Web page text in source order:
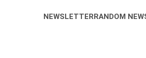
NEWSLETTERRANDOM